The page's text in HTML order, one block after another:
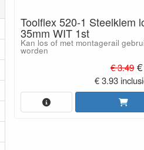
Toolflex 520-1 Steelklem
35mm WIT 1st
Kan los of met montagerail
worden
€ 3.49€
€ 3.93